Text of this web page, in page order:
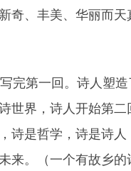
奇、丰美、华丽而天
完第一回。诗人塑造
世界，诗人开始第
诗是哲学，诗是诗人
来。（一个有故乡的